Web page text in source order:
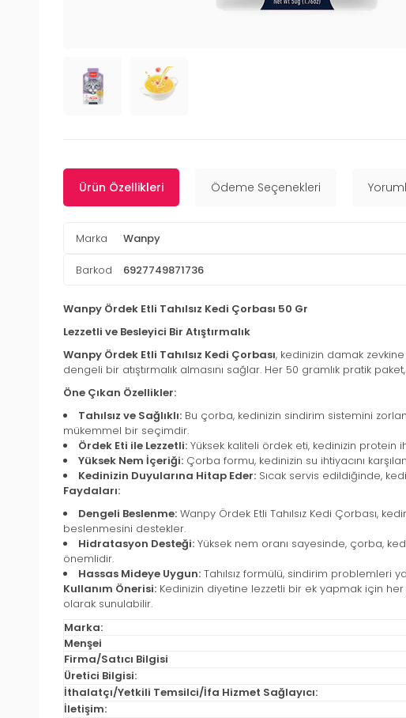
Ürün Özellikleri Ödeme Seçenekleri
Marka Wanpy
Barkod 6927749871736
Wanpy Ördek Etli Tahılsız Kedi Çorbası 50 Gr
Lezzetli ve Besleyici Bir Atıştırmalık
Wanpy Ördek Etli Tahılsız Kedi Çorbası, kedinizin damak
dengeli bir atıştırmalık almasını sağlar. Her 50 gramlık pratik
Öne Çıkan Özellikler:
Tahılsız ve Sağlıklı: Bu çorba, kedinizin sindirim sistemini
mükemmel bir seçimdir.
Ördek Eti ile Lezzetli: Yüksek kaliteli ördek eti, kedinizin protein
Yüksek Nem İçeriği: Çorba formu, kedinizin su ihtiyacını
Kedinizin Duyularına Hitap Eder: Sıcak servis edildiğinde,
Faydaları:
Dengeli Beslenme: Wanpy Ördek Etli Tahılsız Kedi Çorbası,
beslenmesini destekler.
Hidratasyon Desteği: Yüksek nem oranı sayesinde, çorba,
önemlidir.
Hassas Mideye Uygun: Tahılsız formülü, sindirim problemleri
Kullanım Önerisi: Kedinizin diyetine lezzetli bir ek yapmak için
olarak sunulabilir.
Marka:
Menşei
Firma/Satıcı Bilgisi
Üretici Bilgisi:
İthalatçı/Yetkili Temsilci/İfa Hizmet Sağlayıcı:
İletişim: